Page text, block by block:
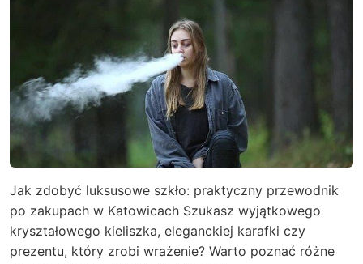
Jak zdobyć luksusowe szkło: praktyczny przewodnik
po zakupach w Katowicach Szukasz wyjątkowego
kryształowego kieliszka, eleganckiej karafki czy
prezentu, który zrobi wrażenie? Warto poznać różne